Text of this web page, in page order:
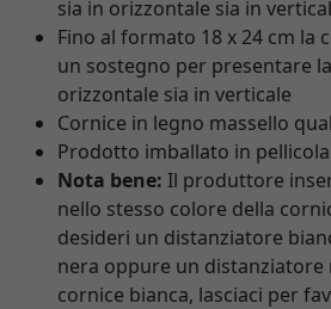
sia in orizzontale sia in
Fino al formato 18 x 24 cm la
un sostegno per presentare
orizzontale sia in verticale
Cornice in legno massello
Prodotto imballato in
Nota bene: Il produttore
nello stesso colore della
desideri un distanziatore
nera oppure un distanziatore
cornice bianca, lasciaci per